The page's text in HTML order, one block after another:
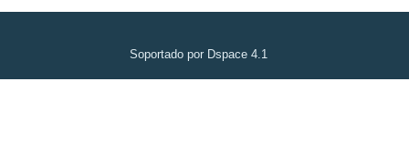
Soportado por Dspace 4.1